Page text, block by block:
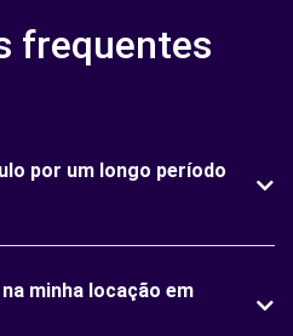
frequentes
por um longo período
minha locação em